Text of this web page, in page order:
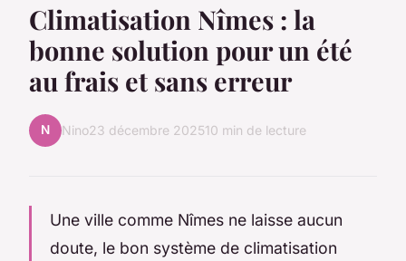
Climatisation Nîmes : la
bonne solution pour un été
au frais et sans erreur
N Nino23 décembre 202510 min de lecture
Une ville comme Nîmes ne laisse aucun
doute, le bon système de climatisation